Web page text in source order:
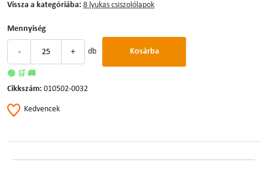
Vissza a kategóriába: 8 lyukas csiszolólapok
Mennyiség
- + db Kosárba
🟢 🛒 🚚
Cikkszám: 010502-0032
Kedvencek